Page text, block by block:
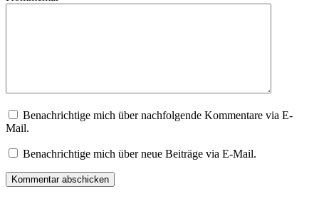
Benachrichtige mich über nachfolgende Kommentare via E-
Mail.
Benachrichtige mich über neue Beiträge via E-Mail.